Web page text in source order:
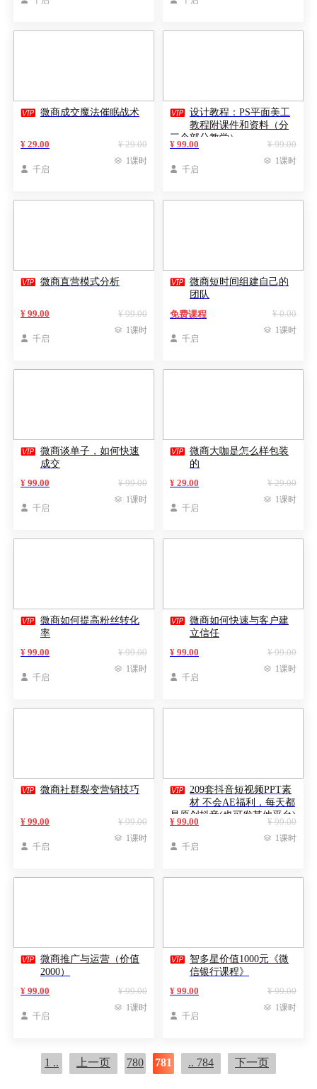
 微商成交魔法催眠战术
¥ 29.00
¥ 29.00
 千启
 1课时
 设计教程：PS平面美工
教程附课件和资料（分
三个部分教学）
¥ 99.00
¥ 99.00
 千启
 1课时
 微商直营模式分析
¥ 99.00
¥ 99.00
 千启
 1课时
 微商短时间组建自己的
团队
¥ 0.00
免费课程
 千启
 1课时
 微商谈单子，如何快速
成交
¥ 99.00
¥ 99.00
 千启
 1课时
 微商大咖是怎么样包装
的
¥ 29.00
¥ 29.00
 千启
 1课时
 微商如何提高粉丝转化
率
¥ 99.00
¥ 99.00
 千启
 1课时
 微商如何快速与客户建
立信任
¥ 99.00
¥ 99.00
 千启
 1课时
 微商社群裂变营销技巧
¥ 99.00
¥ 99.00
 千启
 1课时
 209套抖音短视频PPT素
材 不会AE福利，每天都
是原创抖音(也可发其他平台)
¥ 99.00
¥ 99.00
 千启
 1课时
 微商推广与运营（价值
2000）
¥ 99.00
¥ 99.00
 千启
 1课时
 智多星价值1000元《微
信银行课程》
¥ 99.00
¥ 99.00
 千启
 1课时
1 .. 上一页 780 781 .. 784 下一页